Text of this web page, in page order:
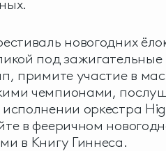
новогодних
под
примите участие в
чемпионами,
оркестра
в фееричном
в Книгу Гиннеса.